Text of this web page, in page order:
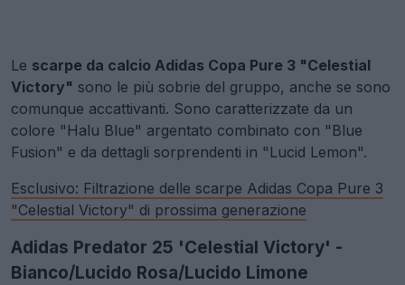
Le scarpe da calcio Adidas Copa Pure 3 "Celestial
Victory" sono le più sobrie del gruppo, anche se sono
comunque accattivanti. Sono caratterizzate da un
colore "Halu Blue" argentato combinato con "Blue
Fusion" e da dettagli sorprendenti in "Lucid Lemon".
Esclusivo: Filtrazione delle scarpe Adidas Copa Pure 3
"Celestial Victory" di prossima generazione
Adidas Predator 25 'Celestial Victory' -
Bianco/Lucido Rosa/Lucido Limone